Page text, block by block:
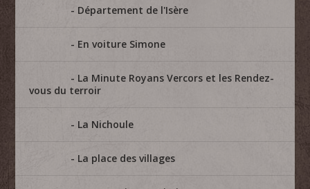
Département de l'Isère
En voiture Simone
La Minute Royans Vercors et les Rendez-
vous du terroir
La Nichoule
La place des villages